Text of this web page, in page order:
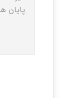
پایان